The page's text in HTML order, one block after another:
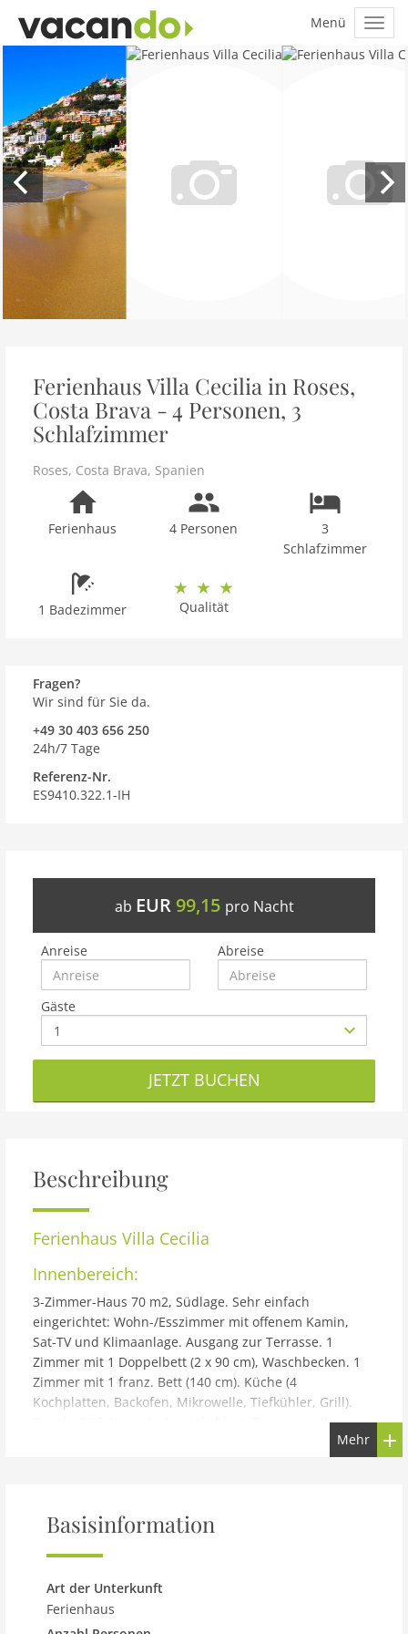
Ferienhaus Villa Cecilia in Roses,
Costa Brava - 4 Personen, 3
Schlafzimmer
Roses, Costa Brava, Spanien
Ferienhaus 4 Personen
3
Schlafzimmer
1 Badezimmer Qualität
Fragen?
Wir sind für Sie da.
+49 30 403 656 250
24h/7 Tage
Referenz-Nr.
ES9410.322.1-IH
ab EUR 99,15 pro Nacht
Anreise Abreise
Gäste
JETZT BUCHEN
Beschreibung
Ferienhaus Villa Cecilia
Innenbereich:
3-Zimmer-Haus 70 m2, Südlage. Sehr einfach
eingerichtet: Wohn-/Esszimmer mit offenem Kamin,
Sat-TV und Klimaanlage. Ausgang zur Terrasse. 1
Zimmer mit 1 Doppelbett (2 x 90 cm), Waschbecken. 1
Zimmer mit 1 franz. Bett (140 cm). Küche (4
Kochplatten, Backofen, Mikrowelle, Tiefkühler, Grill).
Dusche/WC. Keine Heizmöglichkeit. Terrasse teilweise
überdacht. Terrassenmöbel. Herrliche Panoramasicht
Maximal 1 Haustier/Hund erlaubt. TV nur FR. Küche
Els Grecs: Einfaches Haus Villa Cecilia. Im Ortsteil Els
Grecs, 2.5 km vom Zentrum von Roses, ruhige, sonnige,
Mehr
Basisinformation
Art der Unterkunft
Ferienhaus